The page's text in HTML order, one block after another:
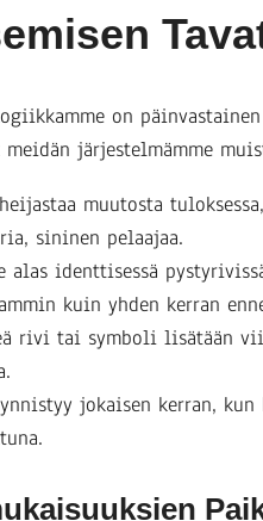
on
järjestelmämme
muutosta
sininen pelaajaa.
alas identtisessä
kuin yhden kerran
rivi tai symboli lisätään
jokaisen kerran, kun